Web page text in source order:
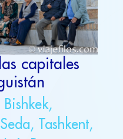
capitales
Bishkek,
, Tashkent,